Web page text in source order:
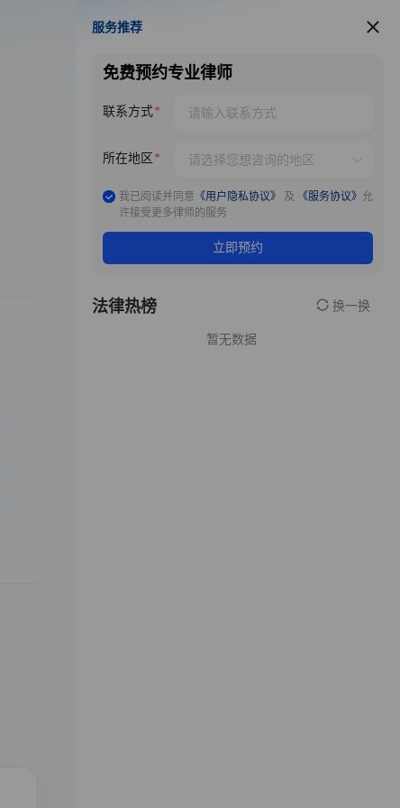
服务推荐
服务推荐
免费预约专业律师
联系方式
所在地区
我已阅读并同意 《用户隐私协议》 及 《服务协议》 允
许接受更多律师的服务
立即预约
法律热榜 换一换
暂无数据